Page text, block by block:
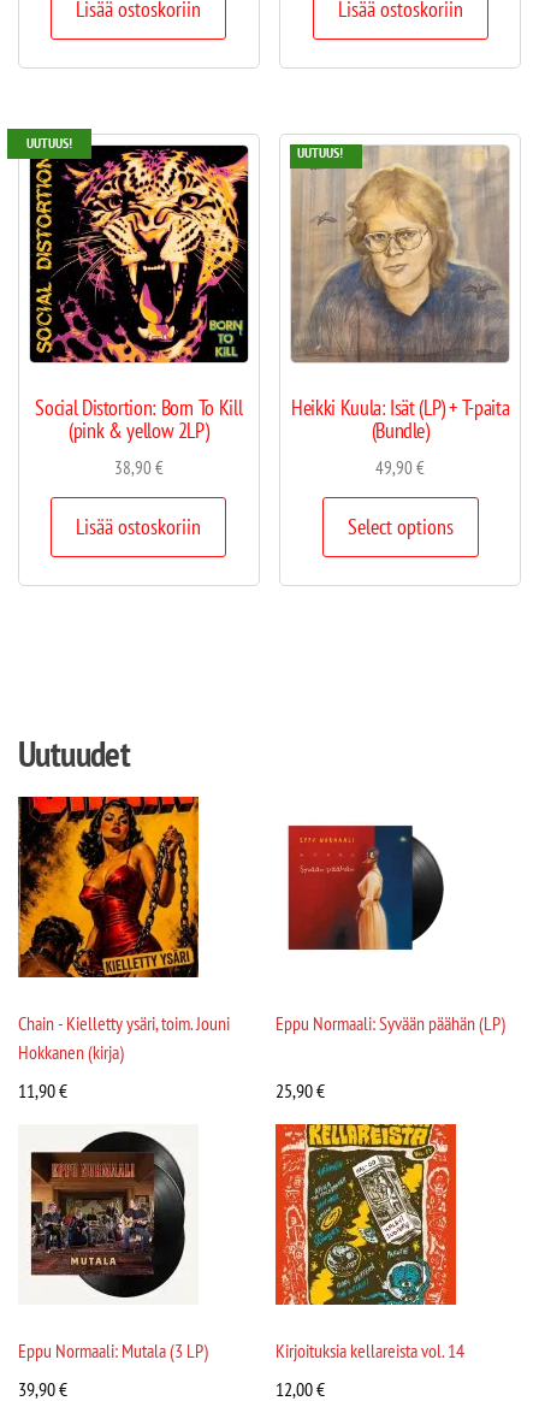
Lisää ostoskoriin Lisää ostoskoriin
UUTUUS!
Social Distortion: Born To Kill
(pink & yellow 2LP)
38,90€
Lisää ostoskoriin
UUTUUS!
Heikki Kuula: Isät (LP) + T-paita
(Bundle)
49,90€
Select options
Uutuudet
Chain - Kielletty ysäri, toim. Jouni
Hokkanen (kirja)
11,90€
Eppu Normaali: Syvään päähän (LP)
25,90€
Eppu Normaali: Mutala (3 LP)
39,90€
Kirjoituksia kellareista vol. 14
12,00€